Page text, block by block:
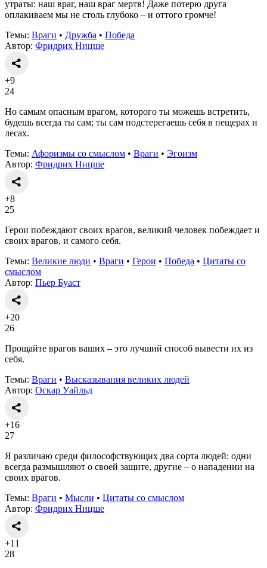
утраты: наш враг, наш враг мертв! Даже потерю друга
оплакиваем мы не столь глубоко – и оттого громче!
Темы: Враги • Дружба • Победа
Автор: Фридрих Ницше
+9
24
Но самым опасным врагом, которого ты можешь встретить,
будешь всегда ты сам; ты сам подстерегаешь себя в пещерах и
лесах.
Темы: Афоризмы со смыслом • Враги • Эгоизм
Автор: Фридрих Ницше
+8
25
Герои побеждают своих врагов, великий человек побеждает и
своих врагов, и самого себя.
Темы: Великие люди • Враги • Герои • Победа • Цитаты со
смыслом
Автор: Пьер Буаст
+20
26
Прощайте врагов ваших – это лучший способ вывести их из
себя.
Темы: Враги • Высказывания великих людей
Автор: Оскар Уайльд
+16
27
Я различаю среди философствующих два сорта людей: одни
всегда размышляют о своей защите, другие – о нападении на
своих врагов.
Темы: Враги • Мысли • Цитаты со смыслом
Автор: Фридрих Ницше
+11
28